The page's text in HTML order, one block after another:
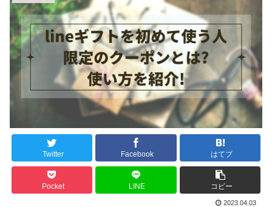
Twitter Facebook はてブ
Pocket LINE コピー
2023.04.03